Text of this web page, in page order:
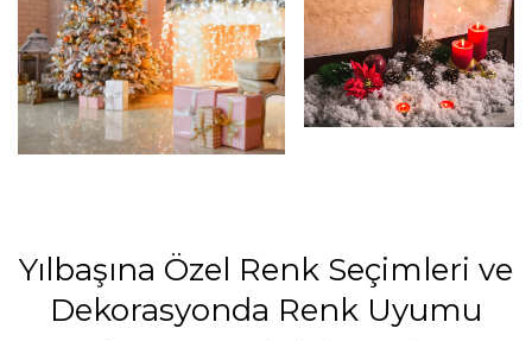
Yılbaşına Özel Renk Seçimleri ve
Dekorasyonda Renk Uyumu